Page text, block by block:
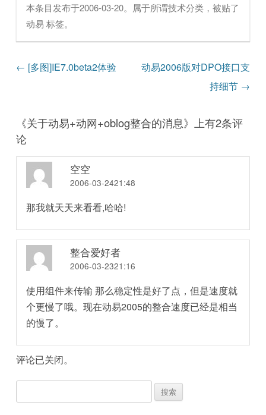
本条目发布于2006-03-20。属于所谓技术分类，被贴了
动易 标签。
文章导航
← [多图]IE7.0beta2体验
动易2006版对DPO接口支
持细节 →
《关于动易+动网+oblog整合的消息》上有2条评
论
空空
2006-03-2421:48
那我就天天来看看,哈哈!
整合爱好者
2006-03-2321:16
使用组件来传输 那么稳定性是好了点，但是速度就
个更慢了哦。现在动易2005的整合速度已经是相当
的慢了。
评论已关闭。
索：